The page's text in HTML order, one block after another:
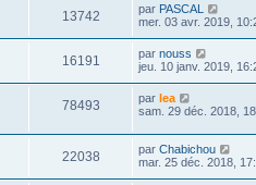
13742 par PASCAL
mer. 03 avr. 2019,
16191 par nouss
jeu. 10 janv. 2019,
78493 par lea
sam. 29 déc. 2018,
22038 par Chabichou
mar. 25 déc. 2018,